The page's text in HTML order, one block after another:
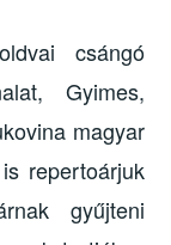
csángó
Gyimes,
magyar
repertoárjuk
gyűjteni